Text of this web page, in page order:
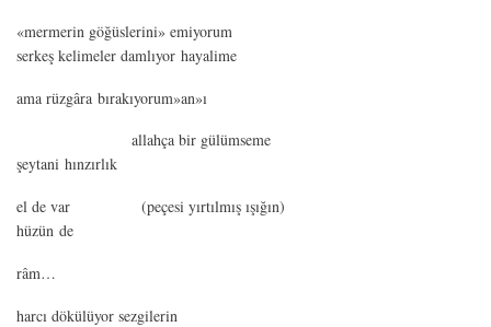
«mermerin göğüslerini» emiyorum
serkeş kelimeler damlıyor hayalime
ama rüzgâra bırakıyorum»an»ı
allahça bir gülümseme
şeytani hınzırlık
el de var (peçesi yırtılmış ışığın)
hüzün de
râm…
harcı dökülüyor sezgilerin